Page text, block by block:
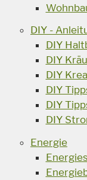
DIY -
DIY
DIY
DIY
DIY
DIY
DIY
Energie